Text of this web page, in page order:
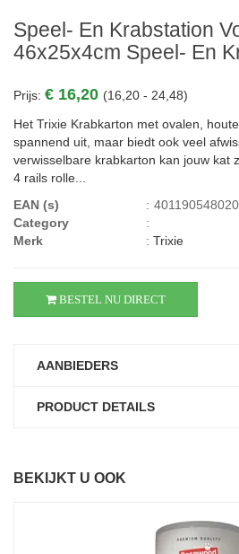
Speel- En Krabstation
46x25x4cm Speel- En
Prijs: € 16,20 (16,20 - 24,48)
Het Trixie Krabkarton met ovalen,
spannend uit, maar biedt ook veel
verwisselbare krabkarton kan jouw kat
4 rails rolle...
EAN (s)
:
Category
:
Merk
: Trixie
BESTEL NU DIRECT
AANBIEDERS
PRODUCT DETAILS
BEKIJKT U OOK